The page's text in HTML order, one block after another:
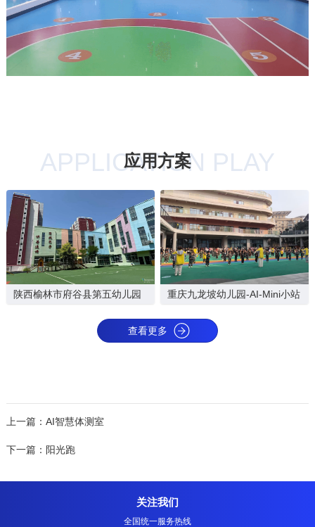
应用方案
APPLICATION PLAY
陕西榆林市府谷县第五幼儿园 重庆九龙坡幼儿园-AI-Mini小站
查看更多
上一篇： AI智慧体测室
下一篇： 阳光跑
关注我们
全国统一服务热线